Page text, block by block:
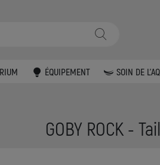
ÉQUIPEMENT SOIN DE
GOBY ROCK -